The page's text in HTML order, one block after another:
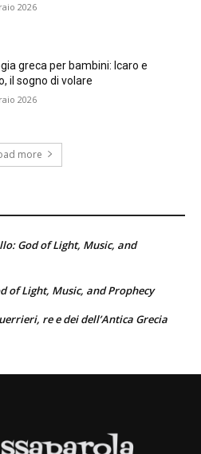
2026
greca per bambini: Icaro e
il sogno di volare
2026
more
God of Light, Music, and
of Light, Music, and Prophecy
re e dei dell’Antica Grecia